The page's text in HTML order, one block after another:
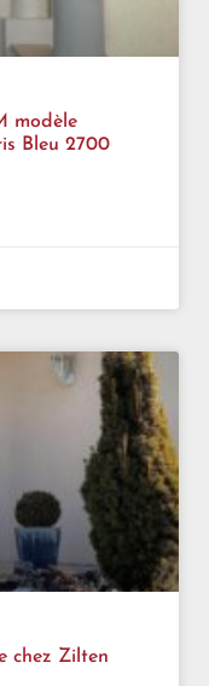
modèle
Bleu 2700
chez Zilten